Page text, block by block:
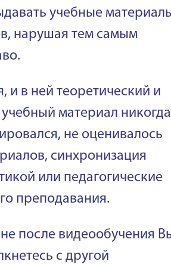
учебные
нарушая тем самым
и в ней теоретический и
материал никогда
не оценивалось
синхронизация
или педагогические
преподавания.
после видеообучения
с другой